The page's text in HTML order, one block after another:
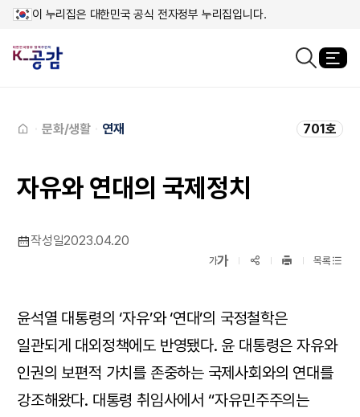
이 누리집은 대한민국 공식 전자정부 누리집입니다.
문화/생활 연재 701호
자유와 연대의 국제정치
작성일2023.04.20
가축소보기
가확대보기SNS공유
프린트
목록
윤석열 대통령의 ‘자유’와 ‘연대’의 국정철학은
일관되게 대외정책에도 반영됐다. 윤 대통령은 자유와
인권의 보편적 가치를 존중하는 국제사회와의 연대를
강조해왔다. 대통령 취임사에서 “자유민주주의는